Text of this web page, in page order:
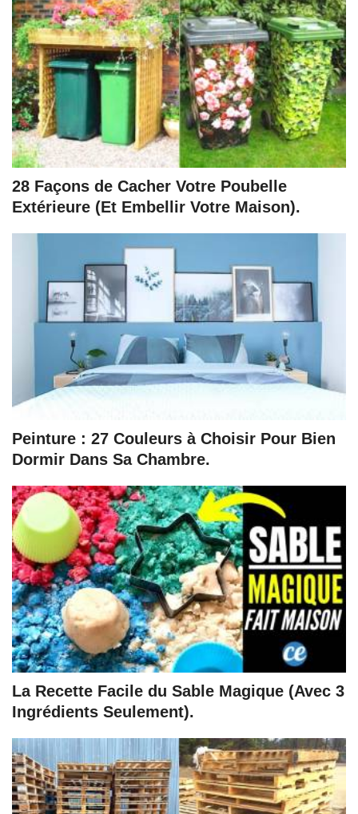
28 Façons de Cacher Votre Poubelle
Extérieure (Et Embellir Votre Maison).
Peinture : 27 Couleurs à Choisir Pour Bien
Dormir Dans Sa Chambre.
La Recette Facile du Sable Magique (Avec 3
Ingrédients Seulement).